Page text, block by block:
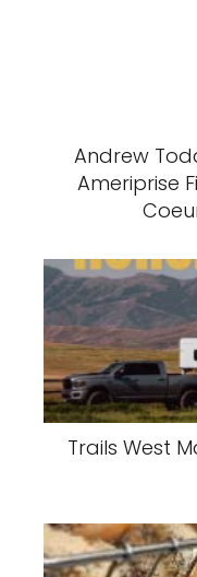
Andrew
Ameriprise
Trails West